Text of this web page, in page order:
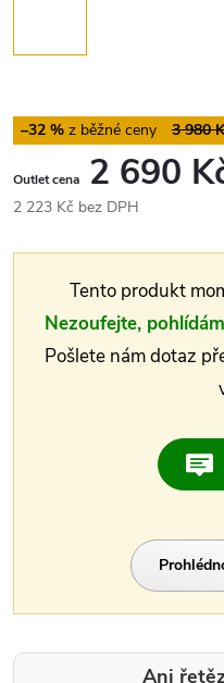
3 980
–32 %
2 690
2 223 Kč bez DPH
Tento produkt
Nezoufejte,
Pošlete nám dotaz
Ani